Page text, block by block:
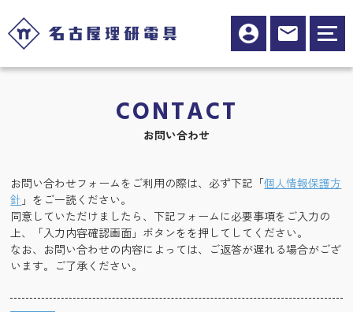
CONTACT
お問い合わせ
お問い合わせフォームをご利用の際は、必ず下記「個人情報保護方
針 」をご一読ください。
同意していただけましたら、下記フォームに必要事項をご入力の
上、「入力内容確認画面」ボタンをを押してしてください。
なお、お問い合わせの内容によっては、ご返答が遅れる場合がござ
います。ご了承ください。